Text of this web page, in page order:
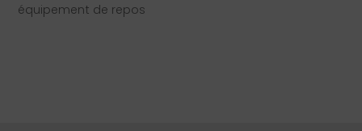
équipement de repos